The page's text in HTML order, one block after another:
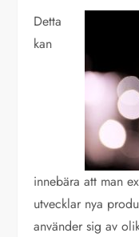
Detta
kan
innebära att man
utvecklar nya
använder sig av